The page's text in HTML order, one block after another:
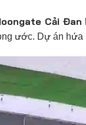
Cải Đan
ước. Dự án